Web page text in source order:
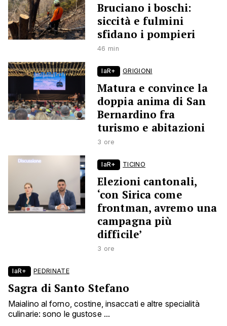
Bruciano i boschi:
siccità e fulmini
sfidano i pompieri
46 min
laR+ GRIGIONI
Matura e convince la
doppia anima di San
Bernardino fra
turismo e abitazioni
3 ore
laR+ TICINO
Elezioni cantonali,
‘con Sirica come
frontman, avremo una
campagna più
difficile’
3 ore
laR+ PEDRINATE
Sagra di Santo Stefano
Maialino al forno, costine, insaccati e altre specialità
culinarie: sono le gustose ...